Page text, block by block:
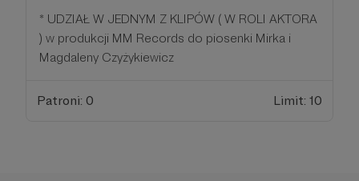
* UDZIAŁ W JEDNYM Z KLIPÓW ( W ROLI AKTORA
) w produkcji MM Records do piosenki Mirka i
Magdaleny Czyżykiewicz
Patroni: 0 Limit: 10